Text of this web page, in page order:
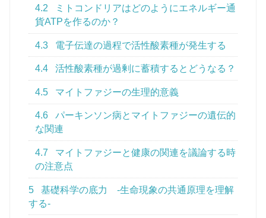
4.2
ミトコンドリアはどのようにエネルギー通
貨ATPを作るのか？
4.3 電子伝達の過程で活性酸素種が発生する
4.4 活性酸素種が過剰に蓄積するとどうなる？
4.5 マイトファジーの生理的意義
4.6
パーキンソン病とマイトファジーの遺伝的
な関連
4.7
マイトファジーと健康の関連を議論する時
の注意点
5
基礎科学の底力 -生命現象の共通原理を理解
する-